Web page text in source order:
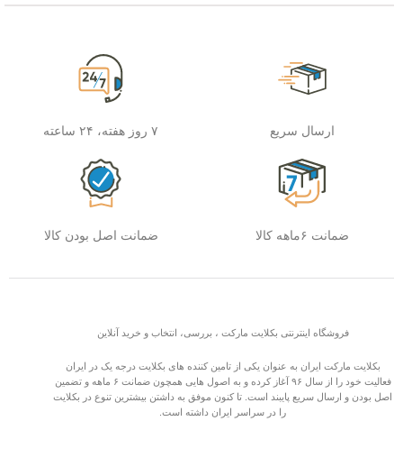
ارسال سریع ۷ روز هفته، ۲۴ ساعته
ضمانت ۶ماهه کالا ضمانت اصل بودن کالا
فروشگاه اینترنتی بکلایت مارکت ، بررسی، انتخاب و خرید آنلاین
بکلایت مارکت ایران به عنوان یکی از تامین کننده های بکلایت درجه یک در ایران
فعالیت خود را از سال ۹۶ آغاز کرده و به اصول هایی همچون ضمانت ۶ ماهه و تضمین
اصل بودن و ارسال سریع پایبند است. تا کنون موفق به داشتن بیشترین تنوع در بکلایت
را در سراسر ایران داشته است.